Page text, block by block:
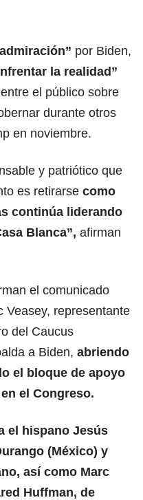
por Biden,
la realidad”
el público sobre
durante otros
en noviembre.
y patriótico que
es retirarse como
continúa liderando
Blanca”, afirman
el comunicado
Veasey, representante
del Caucus
a Biden, abriendo
el bloque de apoyo
el Congreso.
el hispano Jesús
(México) y
así como Marc
Huffman, de